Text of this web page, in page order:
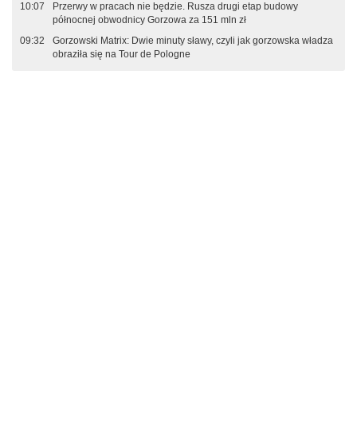
10:07
Przerwy w pracach nie będzie. Rusza drugi etap budowy
północnej obwodnicy Gorzowa za 151 mln zł
09:32
Gorzowski Matrix: Dwie minuty sławy, czyli jak gorzowska władza
obraziła się na Tour de Pologne